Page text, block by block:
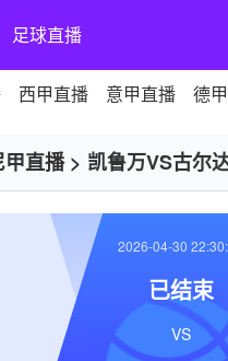
足球直播
西甲直播 意甲直播 德
甲直播> 凯鲁万VS古尔
2026-04-30
已结束
VS